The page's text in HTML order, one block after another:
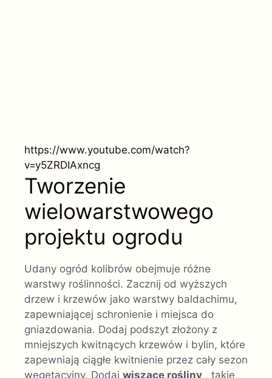
https://www.youtube.com/watch?
v=y5ZRDIAxncg
Tworzenie
wielowarstwowego
projektu ogrodu
Udany ogród kolibrów obejmuje różne
warstwy roślinności. Zacznij od wyższych
drzew i krzewów jako warstwy baldachimu,
zapewniającej schronienie i miejsca do
gniazdowania. Dodaj podszyt złożony z
mniejszych kwitnących krzewów i bylin, które
zapewniają ciągłe kwitnienie przez cały sezon
wegetacyjny. Dodaj wiszące rośliny , takie